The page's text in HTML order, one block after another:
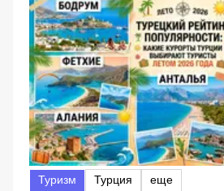
Туризм Турция еще